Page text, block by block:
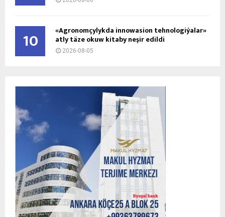
10 «Agronomçylykda innowasion tehnologiýalar»
atly täze okuw kitaby neşir edildi
2026-08-05